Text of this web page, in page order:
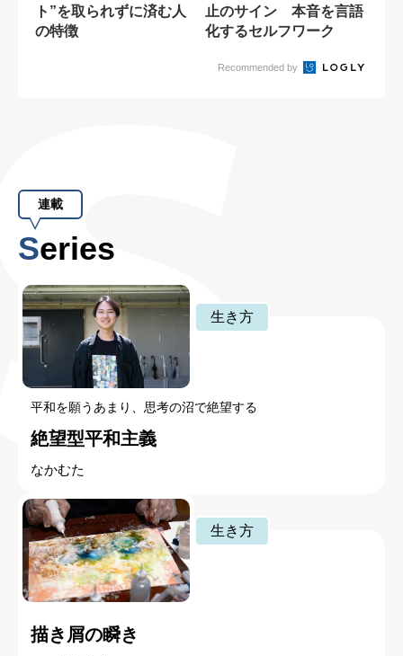
ト”を取られずに済む人
の特徴
止のサイン 本音を言語
化するセルフワーク
Recommended by
連載
Series
生き方
平和を願うあまり、思考の沼で絶望する
絶望型平和主義
なかむた
生き方
描き屑の瞬き